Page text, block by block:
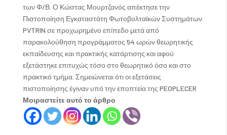
των Φ/Β. Ο Κώστας Μουρτζανός απέκτησε την
Πιστοποίηση Εγκαταστάτη Φωτοβολταϊκών Συστημάτων
PVTRIN σε προχωρημένο επίπεδο μετά από
παρακολούθηση προγράμματος 54 ωρών θεωρητικής
εκπαίδευσης και πρακτικής κατάρτισης και αφού
εξετάστηκε επιτυχώς τόσο στο θεωρητικό όσο και στο
πρακτικό τμήμα. Σημειώνεται ότι οι εξετάσεις
πιστοποίησης έγιναν υπό την εποπτεία της PEOPLECER
Μοιραστείτε αυτό το άρθρο